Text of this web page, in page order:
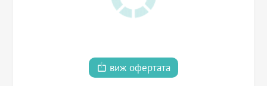
виж офертата